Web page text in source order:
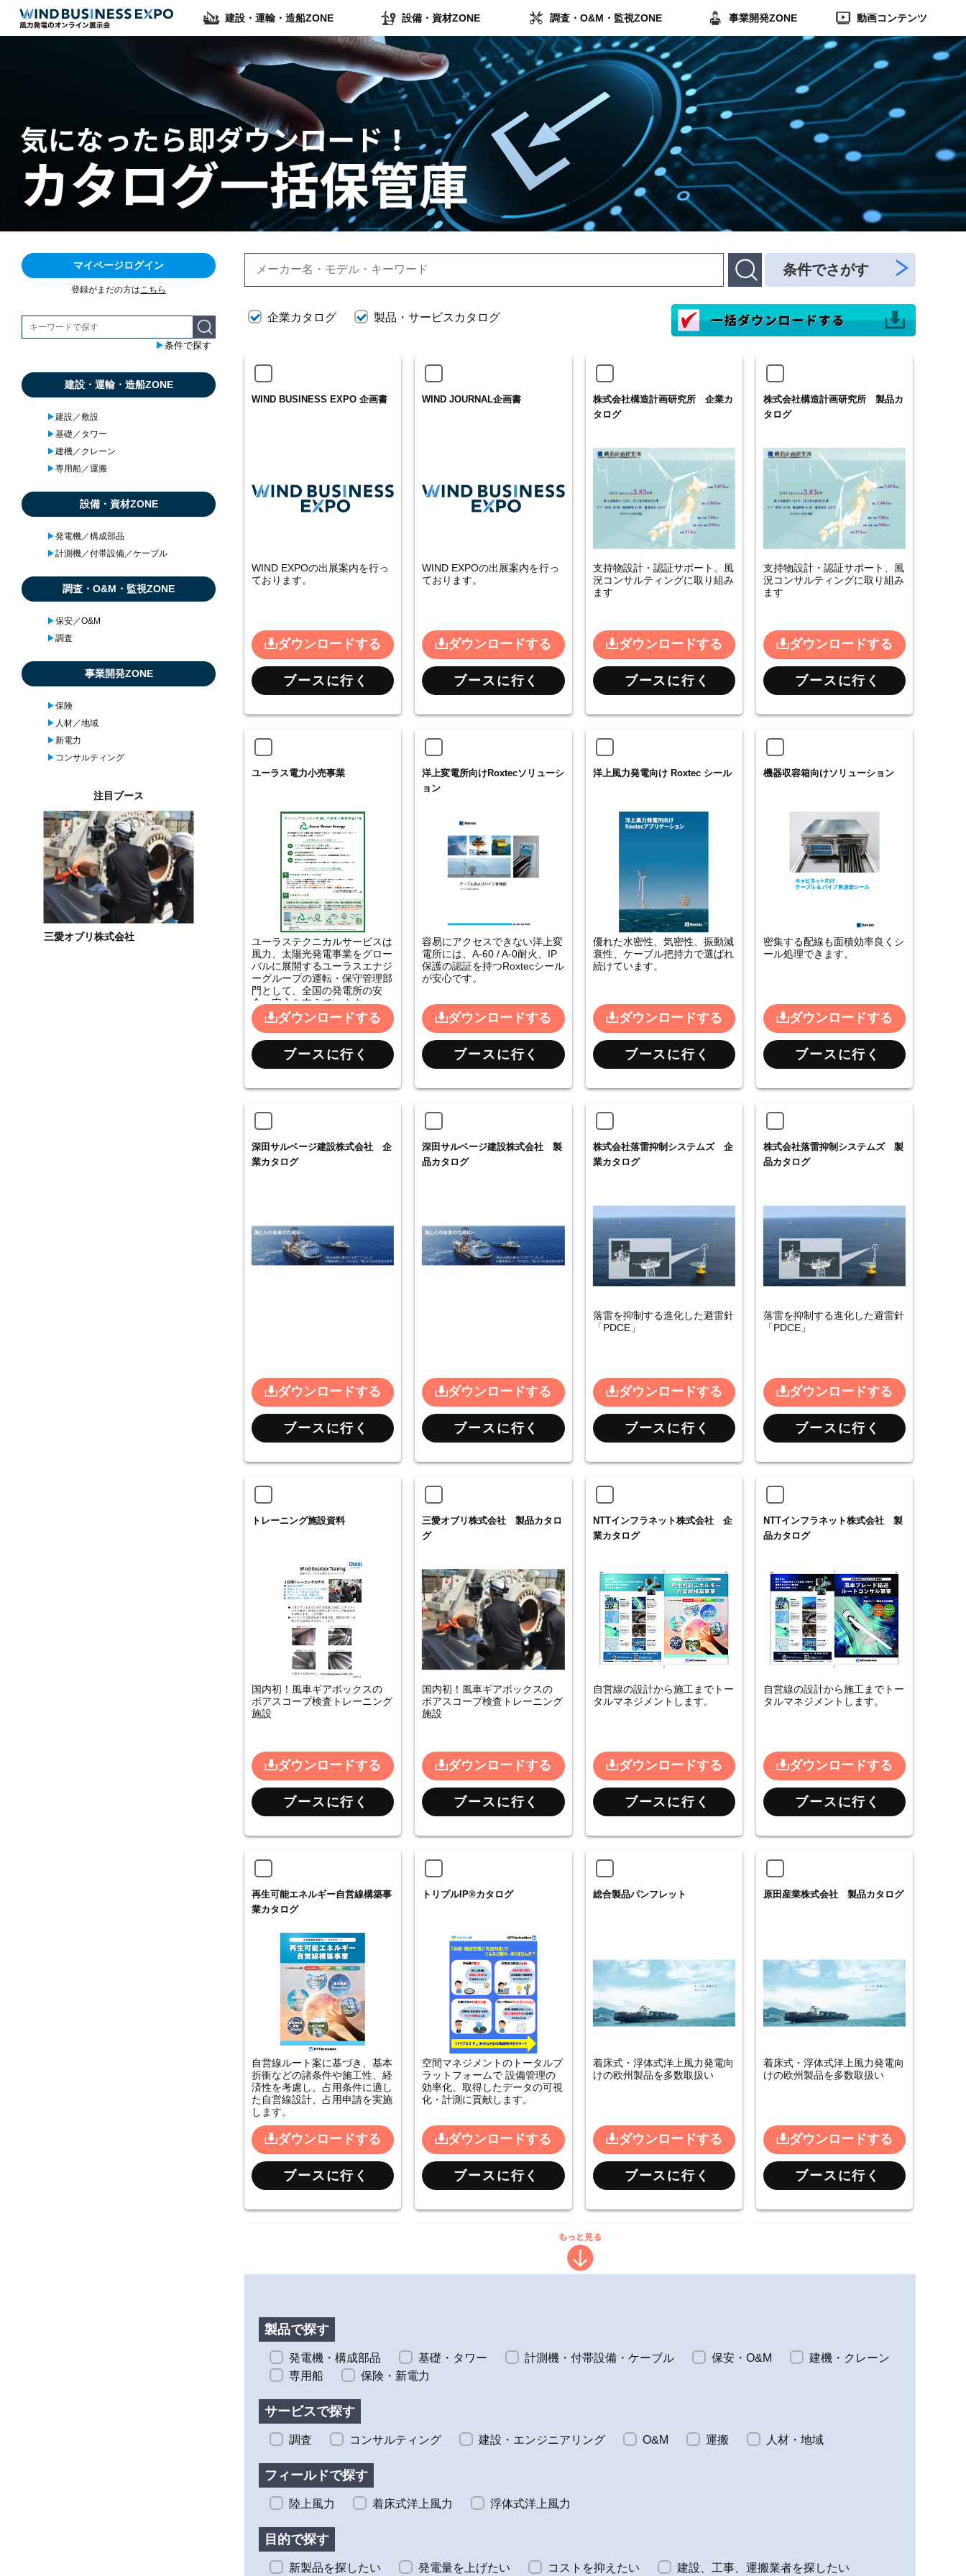
建設・運輸・造船ZONE 設備・資材ZONE 調査・O&M・監視ZONE 事業開発ZONE 動画コンテンツ
条件でさがす
企業カタログ 製品・サービスカタログ
WIND BUSINESS EXPO 企画書
WIND EXPOの出展案内を行っ
ております。
ダウンロードする
ブースに行く
WIND JOURNAL企画書
WIND EXPOの出展案内を行っ
ております。
ダウンロードする
ブースに行く
株式会社構造計画研究所 企業カ
タログ
支持物設計・認証サポート、風
況コンサルティングに取り組み
ます
ダウンロードする
ブースに行く
株式会社構造計画研究所 製品カ
タログ
支持物設計・認証サポート、風
況コンサルティングに取り組み
ます
ダウンロードする
ブースに行く
ユーラス電力小売事業
ユーラステクニカルサービスは
風力、太陽光発電事業をグロー
バルに展開するユーラスエナジ
ーグループの運転・保守管理部
門として、全国の発電所の安
全・安心を支えています。
ダウンロードする
ブースに行く
洋上変電所向けRoxtecソリューシ
ョン
容易にアクセスできない洋上変
電所には、A-60 / A-0耐火、IP
保護の認証を持つRoxtecシール
が安心です。
ダウンロードする
ブースに行く
洋上風力発電向け Roxtec シール
優れた水密性、気密性、振動減
衰性、ケーブル把持力で選ばれ
続けています。
ダウンロードする
ブースに行く
機器収容箱向けソリューション
密集する配線も面積効率良くシ
ール処理できます。
ダウンロードする
ブースに行く
深田サルベージ建設株式会社 企
業カタログ
ダウンロードする
ブースに行く
深田サルベージ建設株式会社 製
品カタログ
ダウンロードする
ブースに行く
株式会社落雷抑制システムズ 企
業カタログ
落雷を抑制する進化した避雷針
「PDCE」
ダウンロードする
ブースに行く
株式会社落雷抑制システムズ 製
品カタログ
落雷を抑制する進化した避雷針
「PDCE」
ダウンロードする
ブースに行く
トレーニング施設資料
国内初！風車ギアボックスの
ボアスコープ検査トレーニング
施設
ダウンロードする
ブースに行く
三愛オブリ株式会社 製品カタロ
グ
国内初！風車ギアボックスの
ボアスコープ検査トレーニング
施設
ダウンロードする
ブースに行く
NTTインフラネット株式会社 企
業カタログ
自営線の設計から施工までトー
タルマネジメントします。
ダウンロードする
ブースに行く
NTTインフラネット株式会社 製
品カタログ
自営線の設計から施工までトー
タルマネジメントします。
ダウンロードする
ブースに行く
再生可能エネルギー自営線構築事
業カタログ
自営線ルート案に基づき、基本
折衝などの諸条件や施工性、経
済性を考慮し、占用条件に適し
た自営線設計、占用申請を実施
します。
ダウンロードする
ブースに行く
トリプルIP®カタログ
空間マネジメントのトータルプ
ラットフォームで 設備管理の
効率化、取得したデータの可視
化・計測に貢献します。
ダウンロードする
ブースに行く
総合製品パンフレット
着床式・浮体式洋上風力発電向
けの欧州製品を多数取扱い
ダウンロードする
ブースに行く
原田産業株式会社 製品カタログ
着床式・浮体式洋上風力発電向
けの欧州製品を多数取扱い
ダウンロードする
ブースに行く
ステレオカメラと高解像度カメ
ラを用いて設備点検・調査の省
力化、測量・点検業務の効率化
に貢献します。
ダウンロードする
ブースに行く
非破壊探査技術を用いて地下埋
設物を探査し事前調査を行うこ
ダウンロードする
日本における陸上および洋上風
力発電機の販売
日本における陸上および洋上風
力発電機の販売
製品で探す
発電機・構成部品 基礎・タワー 計測機・付帯設備・ケーブル 保安・O&M
建機・クレーン
専用船
保険・新電力
サービスで探す
調査 コンサルティング 建設・エンジニアリング O&M 運搬 人材・地域
フィールドで探す
陸上風力 着床式洋上風力 浮体式洋上風力
目的で探す
新製品を探したい 発電量を上げたい コストを抑えたい 建設、工事、運搬業者を探したい
マイページログイン
登録がまだの方は こちら
▶︎条件で探す
建設・運輸・造船ZONE
▶︎建設／敷設
▶︎基礎／タワー
▶︎建機／クレーン
▶︎専用船／運搬
設備・資材ZONE
▶︎発電機／構成部品
▶︎計測機／付帯設備／ケーブル
調査・O&M・監視ZONE
▶︎保安／O&M
▶︎調査
事業開発ZONE
▶︎保険
▶︎ 人材／地域
▶︎新電力
▶︎ コンサルティング
注目ブース
三愛オブリ株式会社